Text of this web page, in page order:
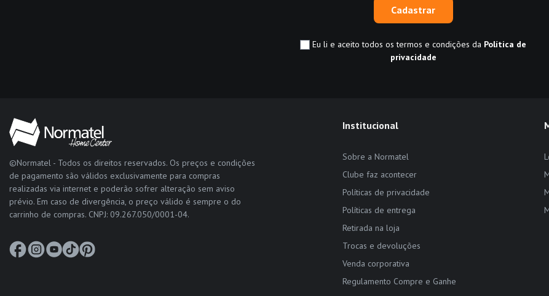
Cadastrar
Eu li e aceito todos os termos e condições da Política de
privacidade
©Normatel - Todos os direitos reservados. Os preços e condições
de pagamento são válidos exclusivamente para compras
realizadas via internet e poderão sofrer alteração sem aviso
prévio. Em caso de divergência, o preço válido é sempre o do
carrinho de compras. CNPJ: 09.267.050/0001-04.
Institucional
Sobre a Normatel
Clube faz acontecer
Políticas de privacidade
Políticas de entrega
Retirada na loja
Trocas e devoluções
Venda corporativa
Regulamento Compre e Ganhe